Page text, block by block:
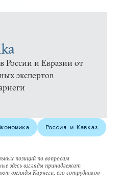
России и Евразии от
экспертов
Россия и Кавказ
позиций по вопросам
здесь взгляды принадлежат
взгляды Карнеги, его сотрудников